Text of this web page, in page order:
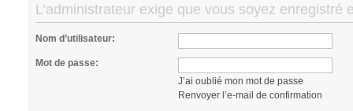
L’administrateur exige que vous soyez
Nom d’utilisateur:
Mot de passe:
J’ai oublié mon mot de passe
Renvoyer l’e-mail de confirmation